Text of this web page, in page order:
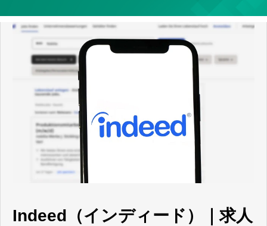
活用事例
料金・プラン
セミナー一覧
よくあるご質問
採用ノウハウ
Indeed（インディード）｜求人